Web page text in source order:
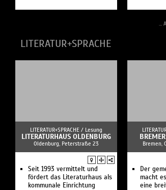
...
LITERATUR+SPRACHE
LITERATUR+SPRACHE / Lesung
LITERATURHAUS OLDENBURG
Oldenburg, Peterstraße 23
Seit 1993 vermittelt und
fördert das Literaturhaus als
kommunale Einrichtung
Bremen,
Der
macht
eine